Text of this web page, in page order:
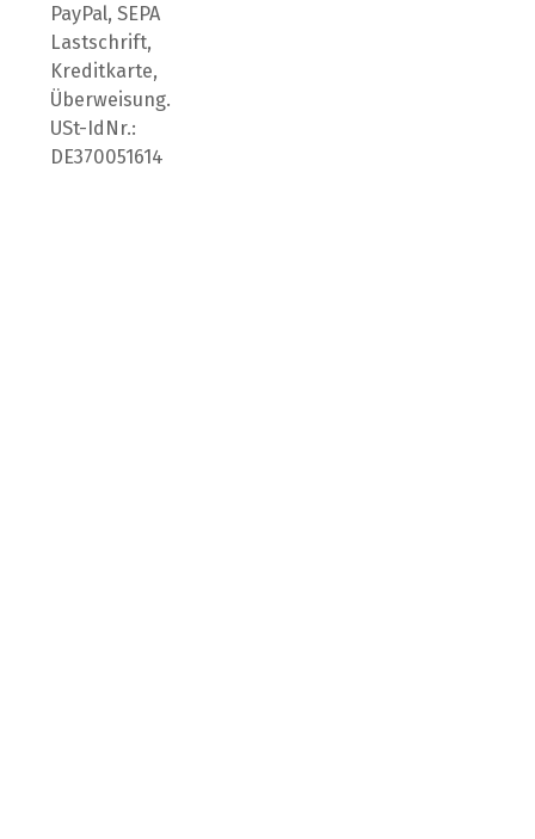
PayPal, SEPA
Lastschrift,
Kreditkarte,
Überweisung.
USt-IdNr.:
DE370051614